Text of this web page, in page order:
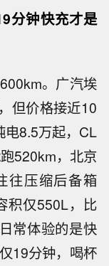
分钟快充才是
。广汽埃
但价格接近10
电8.5万起，CL
520km，北京
往压缩后备箱
仅550L，比
常体验的是快
19分钟，喝杯